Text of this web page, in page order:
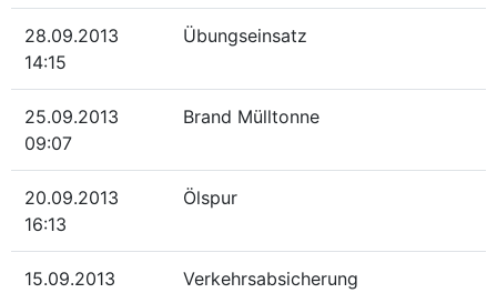
28.09.2013
14:15
Übungseinsatz
25.09.2013
09:07
Brand Mülltonne
20.09.2013
16:13
Ölspur
15.09.2013
Verkehrsabsicherung